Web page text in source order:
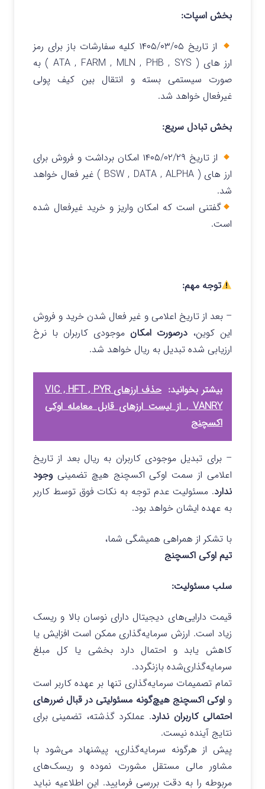
بخش اسپات:
از تاریخ ۱۴۰۵/۰۳/۰۵ کلیه سفارشات باز برای رمز
ارز های ( ATA , FARM , MLN , PHB , SYS ) به
صورت سیستمی بسته و انتقال بین کیف پولی
غیرفعال خواهد شد.
بخش تبادل سریع:
از تاریخ ۱۴۰۵/۰۲/۲۹ امکان برداشت و فروش برای
ارز های ( BSW , DATA , ALPHA ) غیر فعال خواهد
شد.
گفتنی است که امکان واریز و خرید غیرفعال شده
است.
توجه مهم:
– بعد از تاریخ اعلامی و غیر فعال شدن خرید و فروش
این کوین، درصورت امکان موجودی کاربران با نرخ
ارزیابی شده تبدیل به ریال خواهد شد.
بیشتر بخوانید:
حذف ارزهای VIC , HFT , PYR
, VANRY از لیست ارزهای قابل معامله اوکی
اکسچنج
– برای تبدیل موجودی کاربران به ریال بعد از تاریخ
اعلامی از سمت اوکی اکسچنج هیچ تضمینیوجود
ندارد. مسئولیت عدم توجه به نکات فوق توسط کاربر
به عهده ایشان خواهد بود.
با تشکر از همراهی همیشگی شما،
تیم اوکی اکسچنج
سلب مسئولیت:
قیمت دارایی‌های دیجیتال دارای نوسان بالا و ریسک
زیاد است. ارزش سرمایه‌گذاری ممکن است افزایش یا
کاهش یابد و احتمال دارد بخشی یا کل مبلغ
سرمایه‌گذاری‌شده بازنگردد.
تمام تصمیمات سرمایه‌گذاری تنها بر عهده کاربر است
واوکی اکسچنج هیچ‌گونه مسئولیتی در قبال ضررهای
احتمالی کاربران ندارد. عملکرد گذشته، تضمینی برای
نتایج آینده نیست.
پیش از هرگونه سرمایه‌گذاری، پیشنهاد می‌شود با
مشاور مالی مستقل مشورت نموده و ریسک‌های
مربوطه را به دقت بررسی فرمایید. این اطلاعیه نباید